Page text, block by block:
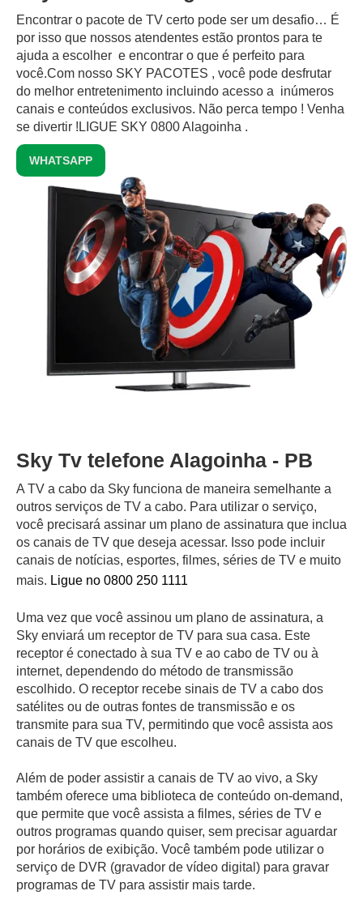
Encontrar o pacote de TV certo pode ser um desafio… É
por isso que nossos atendentes estão prontos para te
ajuda a escolher e encontrar o que é perfeito para
você.Com nosso SKY PACOTES , você pode desfrutar
do melhor entretenimento incluindo acesso a inúmeros
canais e conteúdos exclusivos.‍ Não perca tempo ! Venha
se divertir !LIGUE SKY 0800 Alagoinha .
WHATSAPP
Sky Tv telefone Alagoinha - PB
A TV a cabo da Sky funciona de maneira semelhante a
outros serviços de TV a cabo. Para utilizar o serviço,
você precisará assinar um plano de assinatura que inclua
os canais de TV que deseja acessar. Isso pode incluir
canais de notícias, esportes, filmes, séries de TV e muito
mais. Ligue no 0800 250 1111
Uma vez que você assinou um plano de assinatura, a
Sky enviará um receptor de TV para sua casa. Este
receptor é conectado à sua TV e ao cabo de TV ou à
internet, dependendo do método de transmissão
escolhido. O receptor recebe sinais de TV a cabo dos
satélites ou de outras fontes de transmissão e os
transmite para sua TV, permitindo que você assista aos
canais de TV que escolheu.
Além de poder assistir a canais de TV ao vivo, a Sky
também oferece uma biblioteca de conteúdo on-demand,
que permite que você assista a filmes, séries de TV e
outros programas quando quiser, sem precisar aguardar
por horários de exibição. Você também pode utilizar o
serviço de DVR (gravador de vídeo digital) para gravar
programas de TV para assistir mais tarde.